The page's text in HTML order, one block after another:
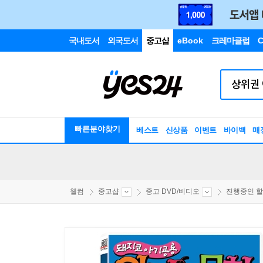
국내도서 외국도서 중고샵 eBook 크레마클럽
빠른분야찾기 베스트 신상품 이벤트 바이백 매
웰컴 중고샵 중고 DVD/비디오 진행중인